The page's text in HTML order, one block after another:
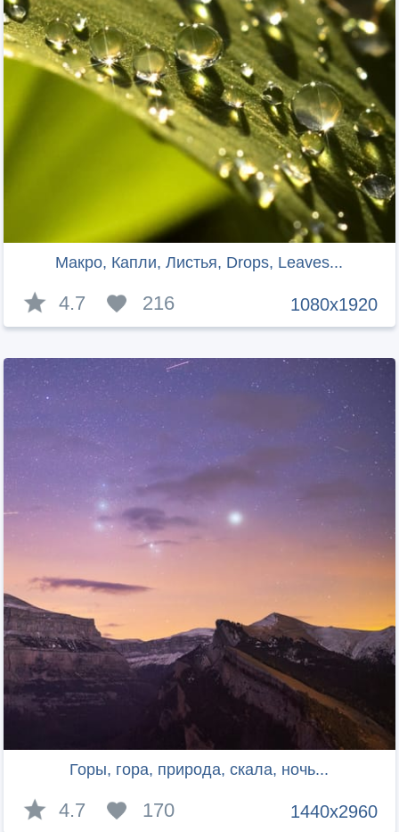
Макро, Капли, Листья, Drops, Leaves...
1080x1920
4.7 216
Горы, гора, природа, скала, ночь...
1440x2960
4.7 170